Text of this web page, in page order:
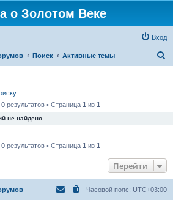
о Золотом Веке
Вход
Поиск Активные темы
результатов • Страница 1 из 1
не найдено.
результатов • Страница 1 из 1
Перейти
Часовой пояс: UTC+03:00